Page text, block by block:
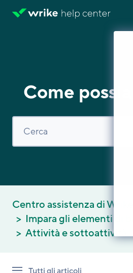
Come
Centro assistenza di Wrike
Impara gli elementi di
Attività e sottoattività